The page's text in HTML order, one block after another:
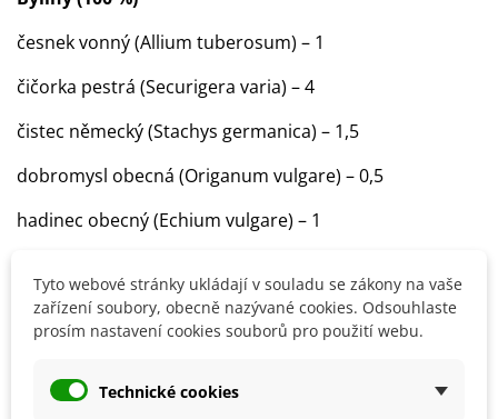
česnek vonný (Allium tuberosum) – 1
čičorka pestrá (Securigera varia) – 4
čistec německý (Stachys germanica) – 1,5
dobromysl obecná (Origanum vulgare) – 0,5
hadinec obecný (Echium vulgare) – 1
chrastavec rolní (Knautia arvensis) – 8
jablečník obecný (Marrubium vulgare) – 5
Tyto webové stránky ukládají v souladu se zákony na vaše
zařízení soubory, obecně nazývané cookies. Odsouhlaste
prosím nastavení cookies souborů pro použití webu.
Technické cookies